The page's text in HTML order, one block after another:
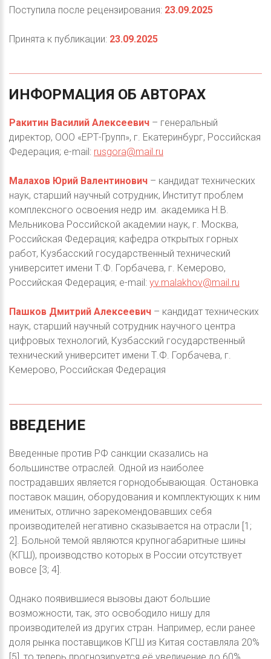
Поступила после рецензирования: 23.09.2025
Принята к публикации: 23.09.2025
ИНФОРМАЦИЯ ОБ АВТОРАХ
Ракитин Василий Алексеевич – генеральный
директор, ООО «ЕРТ-Групп», г. Екатеринбург, Российская
Федерация; e-mail: rusgora@mail.ru
Малахов Юрий Валентинович – кандидат технических
наук, старший научный сотрудник, Институт проблем
комплексного освоения недр им. академика Н.В.
Мельникова Российской академии наук, г. Москва,
Российская Федерация; кафедра открытых горных
работ, Кузбасский государственный технический
университет имени Т.Ф. Горбачева, г. Кемерово,
Российская Федерация; e-mail: yv.malakhov@mail.ru
Пашков Дмитрий Алексеевич – кандидат технических
наук, старший научный сотрудник научного центра
цифровых технологий, Кузбасский государственный
технический университет имени Т.Ф. Горбачева, г.
Кемерово, Российская Федерация
ВВЕДЕНИЕ
Введенные против РФ санкции сказались на
большинстве отраслей. Одной из наиболее
пострадавших является горнодобывающая. Остановка
поставок машин, оборудования и комплектующих к ним
именитых, отлично зарекомендовавших себя
производителей негативно сказывается на отрасли [1;
2]. Больной темой являются крупногабаритные шины
(КГШ), производство которых в России отсутствует
вовсе [3; 4].
Однако появившиеся вызовы дают большие
возможности, так, это освободило нишу для
производителей из других стран. Например, если ранее
доля рынка поставщиков КГШ из Китая составляла 20%